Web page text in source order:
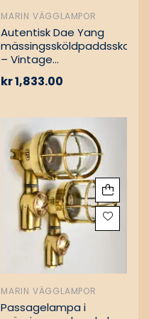
MARIN VÄGGLAMPOR
Autentisk Dae Yang
– Vintage
kr1,833.00
MARIN VÄGGLAMPOR
Passagelampa i